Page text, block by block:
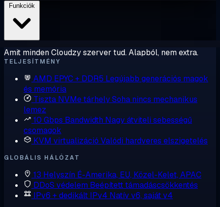
Amit minden Cloudzy szerver tud. Alapból, nem extra.
TELJESÍTMÉNY
AMD EPYC + DDR5 Legújabb generációs magok
és memória
Tiszta NVMe tárhelySoha nincs mechanikus
lemez
10 Gbps Bandwidth Nagy átviteli sebességű
csomagok
KVM virtualizáció Valódi hardveres elszigetelés
GLOBÁLIS HÁLÓZAT
13 Helyszín É-Amerika, EU, Közel-Kelet, APAC
DDoS védelem Beépített támadáscsökkentés
IPv6 + dedikált IPv4 Natív v6, saját v4